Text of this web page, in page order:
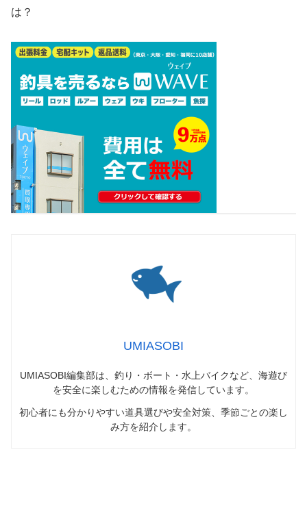
は？
UMIASOBI
UMIASOBI編集部は、釣り・ボート・水上バイクなど、海遊び
を安全に楽しむための情報を発信しています。
初心者にも分かりやすい道具選びや安全対策、季節ごとの楽し
み方を紹介します。